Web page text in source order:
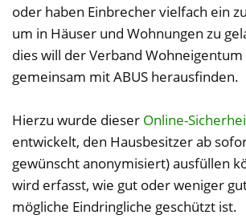
oder haben Einbrecher vielfach ein
um in Häuser und Wohnungen zu
dies will der Verband Wohneigentum
gemeinsam mit ABUS herausfinden.
Hierzu wurde dieser Online-
entwickelt, den Hausbesitzer ab
gewünscht anonymisiert) ausfüllen
wird erfasst, wie gut oder weniger
mögliche Eindringliche geschützt ist.